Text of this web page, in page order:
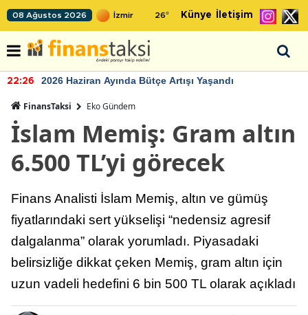
08 Ağustos 2026 26° Künye İletişim
22:26 2026 Haziran Ayında Bütçe Artışı Yaşandı
FinansTaksi Eko Gündem
İslam Memiş: Gram altın
6.500 TL’yi görecek
Finans Analisti İslam Memiş, altın ve gümüş
fiyatlarındaki sert yükselişi “nedensiz agresif
dalgalanma” olarak yorumladı. Piyasadaki
belirsizliğe dikkat çeken Memiş, gram altın için
uzun vadeli hedefini 6 bin 500 TL olarak açıkladı